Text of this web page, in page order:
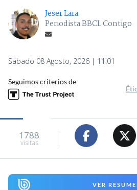
Jeser Lara
Periodista BBCL Contigo
Sábado 08 Agosto, 2026 | 11:01
Seguimos criterios de
1788
visitas
VER